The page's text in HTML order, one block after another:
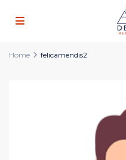
Home felicamendis2